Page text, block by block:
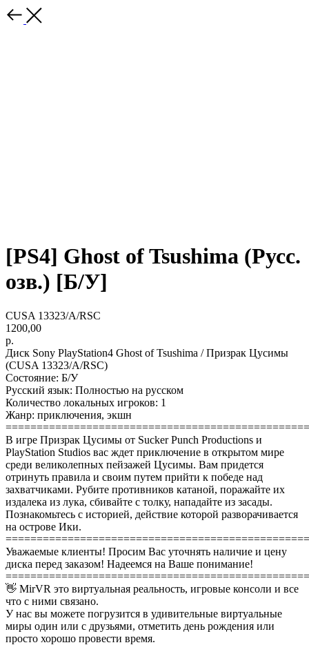
[PS4] Ghost of Tsushima (Русс.
озв.) [Б/У]
CUSA 13323/A/RSC
1200,00
р.
Диск Sony PlayStation4 Ghost of Tsushima / Призрак Цусимы
(CUSA 13323/A/RSC)
Состояние: Б/У
Русский язык: Полностью на русском
Количество локальных игроков: 1
Жанр: приключения, экшн
В игре Призрак Цусимы от Sucker Punch Productions и
PlayStation Studios вас ждет приключение в открытом мире
среди великолепных пейзажей Цусимы. Вам придется
отринуть правила и своим путем прийти к победе над
захватчиками. Рубите противников катаной, поражайте их
издалека из лука, сбивайте с толку, нападайте из засады.
Познакомьтесь с историей, действие которой разворачивается
на острове Ики.
Уважаемые клиенты! Просим Вас уточнять наличие и цену
диска перед заказом! Надеемся на Ваше понимание!
👋 MirVR это виртуальная реальность, игровые консоли и все
что с ними связано.
У нас вы можете погрузится в удивительные виртуальные
миры один или с друзьями, отметить день рождения или
просто хорошо провести время.